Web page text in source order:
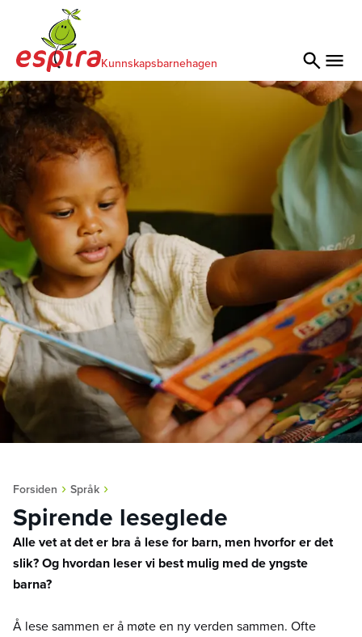
Kunnskapsbarnehagen
Forsiden › Språk ›
Spirende leseglede
Alle vet at det er bra å lese for barn, men hvorfor er det
slik? Og hvordan leser vi best mulig med de yngste
barna?
Å lese sammen er å møte en ny verden sammen. Ofte